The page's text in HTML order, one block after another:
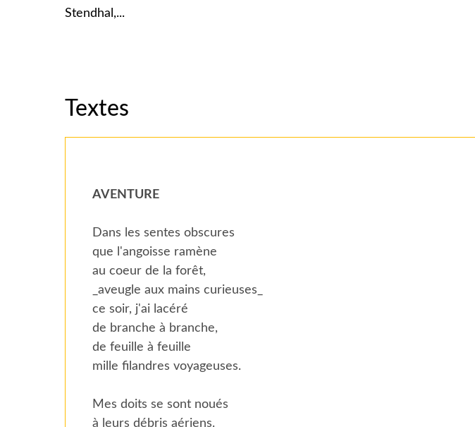
Stendhal,...
Textes
AVENTURE
Dans les sentes obscures
que l'angoisse ramène
au coeur de la forêt,
_aveugle aux mains curieuses_
ce soir, j'ai lacéré
de branche à branche,
de feuille à feuille
mille filandres voyageuses.
Mes doits se sont noués
à leurs débris aériens.